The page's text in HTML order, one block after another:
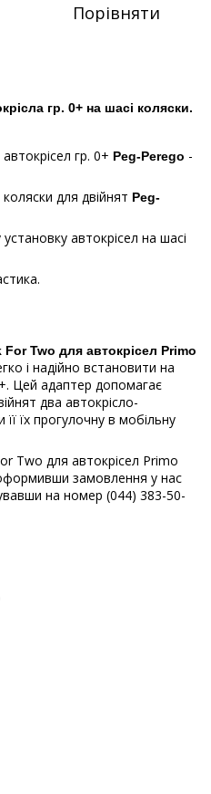
Порівняти
гр. 0+ на шасі коляски.
гр. 0+ Peg-Perego -
для двійнят Peg-
автокрісел на шасі
Two для автокрісел Primo
і надійно встановити на
Цей адаптер допомагає
два автокрісло-
їх прогулочну в мобільну
Two для автокрісел Primo
замовлення у нас
на номер (044) 383-50-